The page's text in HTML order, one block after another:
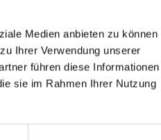
Medien anbieten zu können
Ihrer Verwendung unserer
führen diese Informationen
sie im Rahmen Ihrer Nutzung